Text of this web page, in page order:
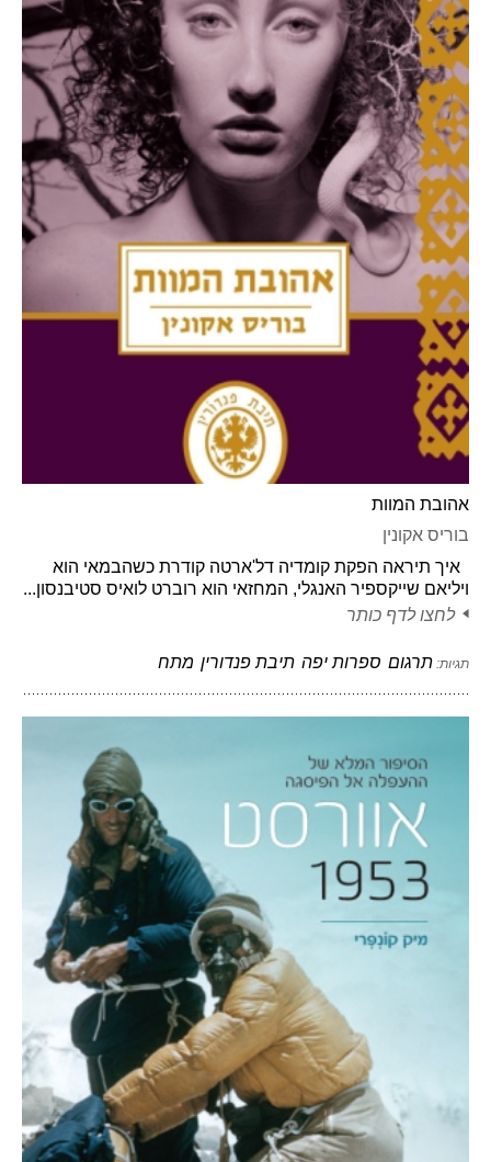
אהובת המוות
בוריס אקונין
איך תיראה הפקת קומדיה דל'ארטה קודרת כשהבמאי הוא
ויליאם שייקספיר האנגלי, המחזאי הוא רוברט לואיס סטיבנסון...
לחצו לדף כותר
תגיות: תרגום ספרות יפה תיבת פנדורין מתח